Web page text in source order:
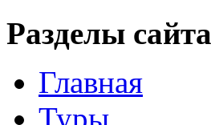
Разделы сайта
Главная
Туры